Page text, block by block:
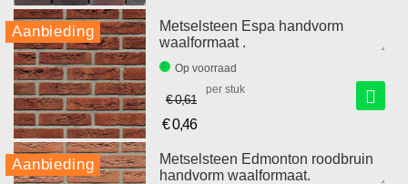
prijs
Aanbieding
Metselsteen Espa handvorm
waalformaat .
Op voorraad
€ 0,61
prijs
€ 0,46
per stuk
Aanbieding
Metselsteen Edmonton roodbruin
handvorm waalformaat.